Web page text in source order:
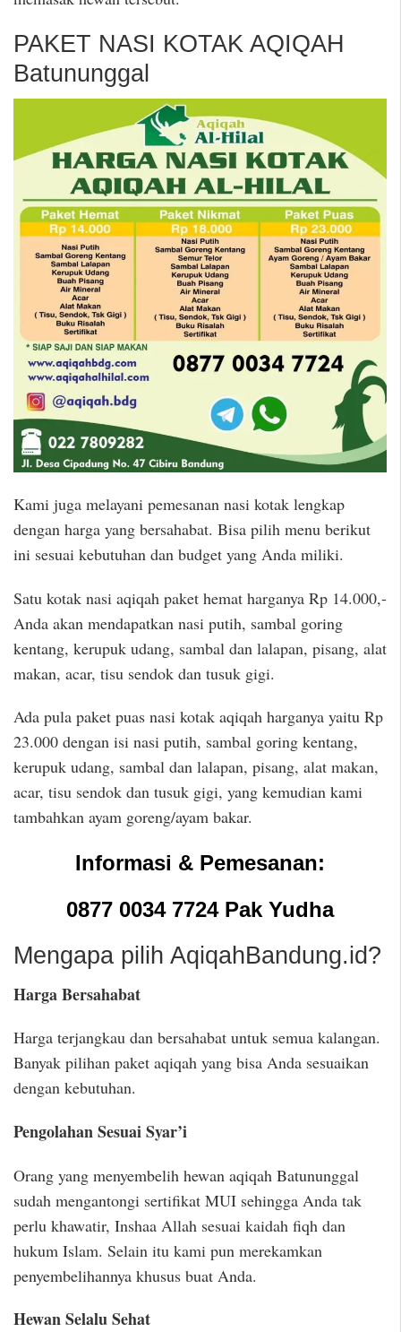
PAKET NASI KOTAK AQIQAH
Batununggal
Kami juga melayani pemesanan nasi kotak lengkap
dengan harga yang bersahabat. Bisa pilih menu berikut
ini sesuai kebutuhan dan budget yang Anda miliki.
Satu kotak nasi aqiqah paket hemat harganya Rp 14.000,-
Anda akan mendapatkan nasi putih, sambal goring
kentang, kerupuk udang, sambal dan lalapan, pisang, alat
makan, acar, tisu sendok dan tusuk gigi.
Ada pula paket puas nasi kotak aqiqah harganya yaitu Rp
23.000 dengan isi nasi putih, sambal goring kentang,
kerupuk udang, sambal dan lalapan, pisang, alat makan,
acar, tisu sendok dan tusuk gigi, yang kemudian kami
tambahkan ayam goreng/ayam bakar.
Informasi & Pemesanan:
0877 0034 7724 Pak Yudha
Mengapa pilih AqiqahBandung.id?
Harga Bersahabat
Harga terjangkau dan bersahabat untuk semua kalangan.
Banyak pilihan paket aqiqah yang bisa Anda sesuaikan
dengan kebutuhan.
Pengolahan Sesuai Syar’i
Orang yang menyembelih hewan aqiqah Batununggal
sudah mengantongi sertifikat MUI sehingga Anda tak
perlu khawatir, Inshaa Allah sesuai kaidah fiqh dan
hukum Islam. Selain itu kami pun merekamkan
penyembelihannya khusus buat Anda.
Hewan SelaluSehat